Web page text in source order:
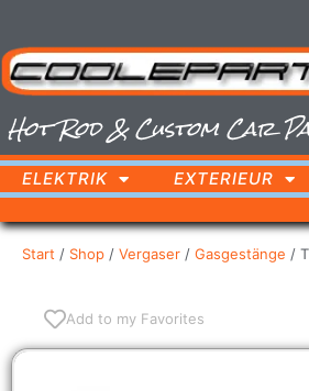
Hot Rod & Custom Car
ELEKTRIK EXTERIEUR
Start / Shop / Vergaser / Gasgestänge /
Add to my Favorites